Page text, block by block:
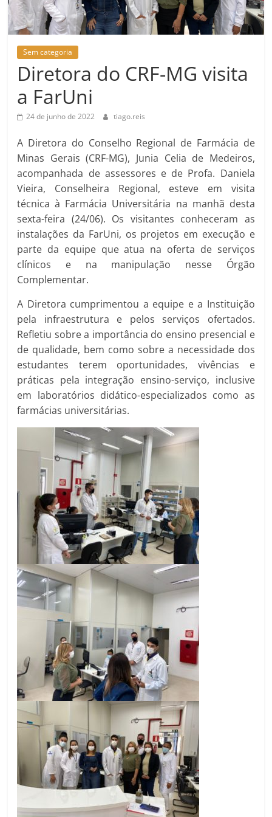
Sem categoria
Diretora do CRF-MG visita
a FarUni
24 de junho de 2022 tiago.reis
A Diretora do Conselho Regional de Farmácia de
Minas Gerais (CRF-MG), Junia Celia de Medeiros,
acompanhada de assessores e de Profa. Daniela
Vieira, Conselheira Regional, esteve em visita
técnica à Farmácia Universitária na manhã desta
sexta-feira (24/06). Os visitantes conheceram as
instalações da FarUni, os projetos em execução e
parte da equipe que atua na oferta de serviços
clínicos e na manipulação nesse Órgão
Complementar.
A Diretora cumprimentou a equipe e a Instituição
pela infraestrutura e pelos serviços ofertados.
Refletiu sobre a importância do ensino presencial e
de qualidade, bem como sobre a necessidade dos
estudantes terem oportunidades, vivências e
práticas pela integração ensino-serviço, inclusive
em laboratórios didático-especializados como as
farmácias universitárias.